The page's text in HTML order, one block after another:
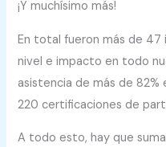
¡Y muchísimo más!
En total fueron más de 47
nivel e impacto en todo
asistencia de más de 82%
220 certificaciones de
A todo esto, hay que